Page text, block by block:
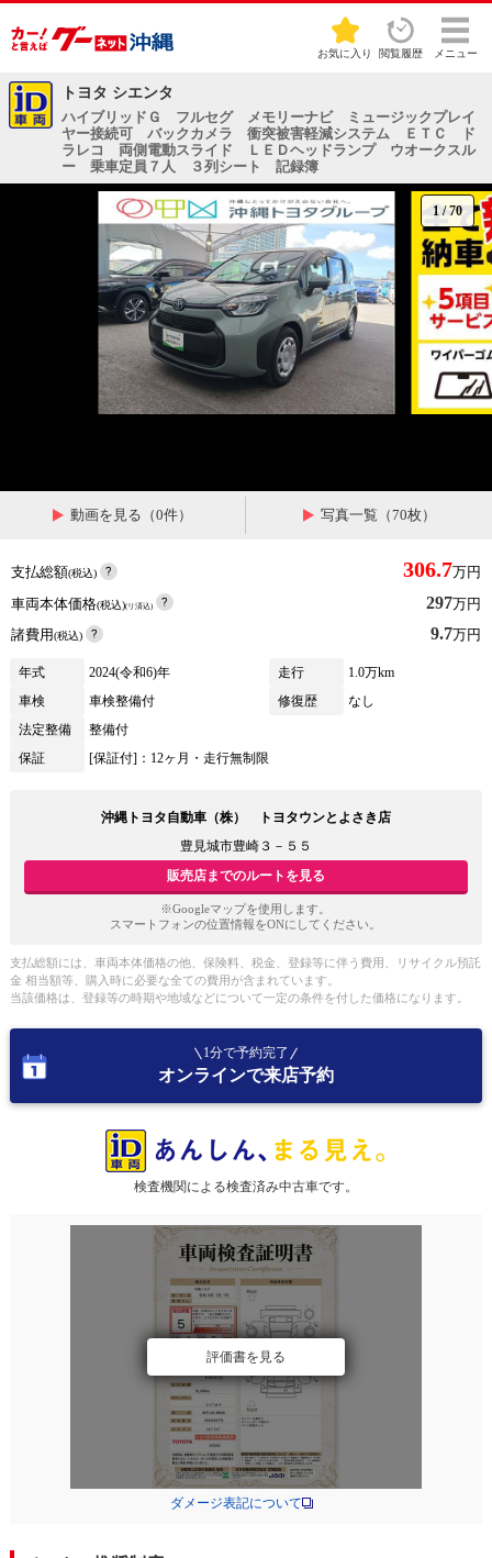
お気に入り 閲覧履歴 メニュー
トヨタ シエンタ
ハイブリッドＧ フルセグ メモリーナビ ミュージックプレイ
ヤー接続可 バックカメラ 衝突被害軽減システム ＥＴＣ ド
ラレコ 両側電動スライド ＬＥＤヘッドランプ ウオークスル
ー 乗車定員７人 ３列シート 記録簿
1 /70
動画を見る（0件） 写真一覧（70枚）
支払総額(税込) 306.7万円
車両本体価格(税込)(リ済込) 297万円
諸費用(税込) 9.7万円
年式 2024(令和6)年 走行
1.0万km
車検
車検整備付 修復歴
なし
法定整備
整備付
保証
[保証付]：12ヶ月・走行無制限
沖縄トヨタ自動車（株） トヨタウンとよさき店
豊見城市豊崎３－５５
販売店までのルートを見る
※Googleマップを使用します。
スマートフォンの位置情報をONにしてください。
支払総額には、車両本体価格の他、保険料、税金、登録等に伴う費用、リサイクル預託
金 相当額等、購入時に必要な全ての費用が含まれています。
当該価格は、登録等の時期や地域などについて一定の条件を付した価格になります。
1分で予約完了
オンラインで来店予約
検査機関による検査済み中古車です。
評価書を見る
ダメージ表記について